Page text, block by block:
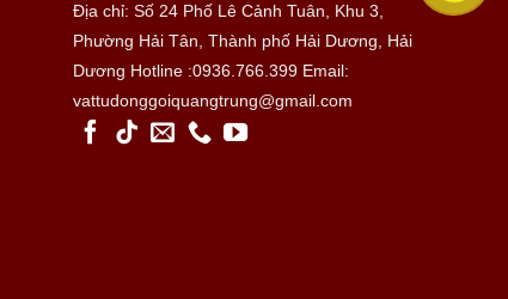
Địa chỉ: Số 24 Phố Lê Cảnh Tuân, Khu 3,
Phường Hải Tân, Thành phố Hải Dương, Hải
Dương Hotline :0936.766.399 Email:
vattudonggoiquangtrung@gmail.com